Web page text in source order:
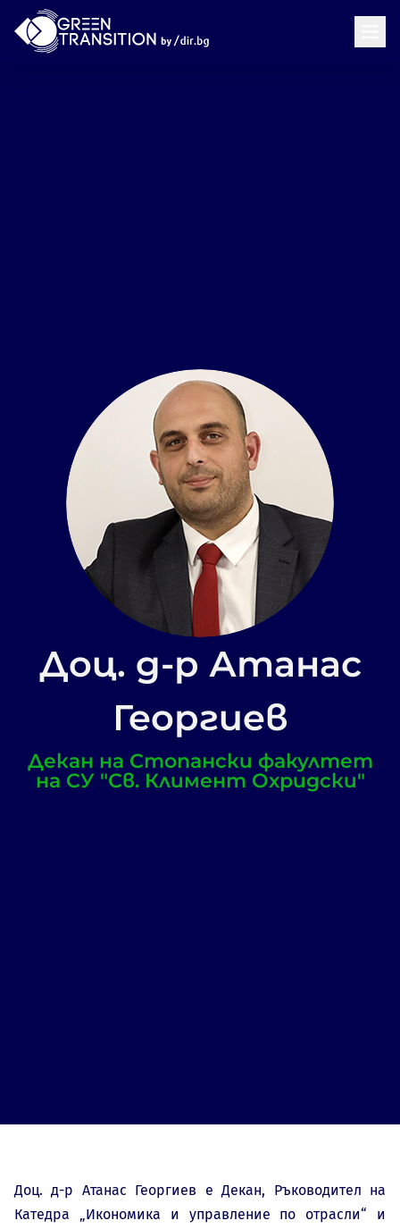
Доц. д-р Атанас
Георгиев
Декан на Стопански факултет
на СУ "Св. Климент Охридски"
Доц. д-р Атанас Георгиев е Декан, Ръководител на
Катедра „Икономика и управление по отрасли“ и